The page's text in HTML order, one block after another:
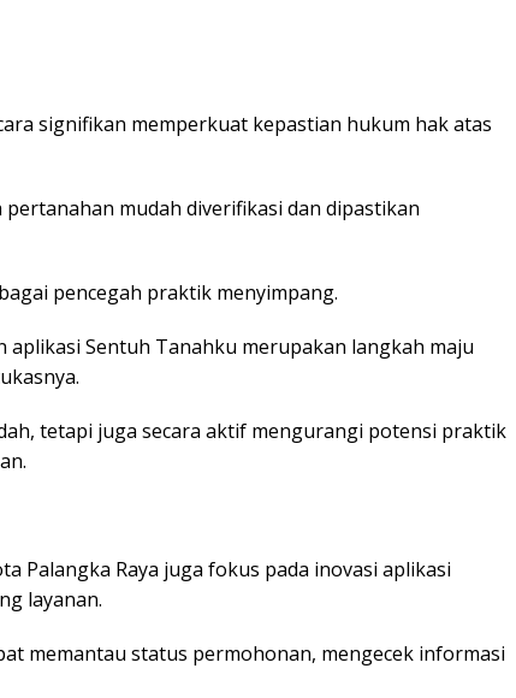
signifikan memperkuat kepastian hukum hak atas
mudah diverifikasi dan dipastikan
pencegah praktik menyimpang.
Sentuh Tanahku merupakan langkah maju
tetapi juga secara aktif mengurangi potensi praktik
Palangka Raya juga fokus pada inovasi aplikasi
layanan.
memantau status permohonan, mengecek informasi